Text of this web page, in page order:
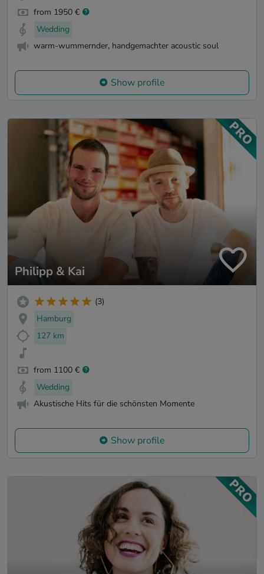
from 1950 €
Wedding
warm-wummernder, handgemachter acoustic soul
Show profile
Philipp & Kai
(3)
Hamburg
127 km
from 1100 €
Wedding
Akustische Hits für die schönsten Momente
Show profile